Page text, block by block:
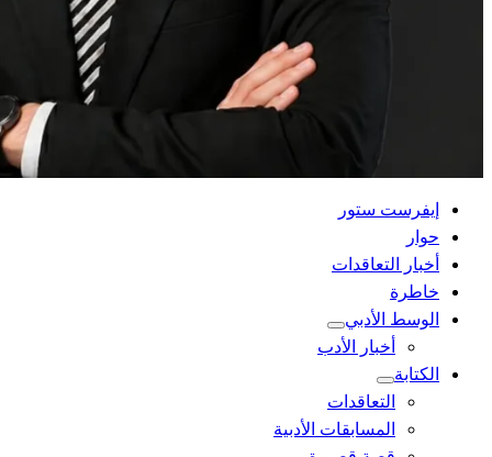
القائمة
الرئيسية
إيفرست ستور
حوار
أخبار التعاقدات
خاطرة
الوسط الأدبي
أخبار الأدب
الكتابة
التعاقدات
المسابقات الأدبية